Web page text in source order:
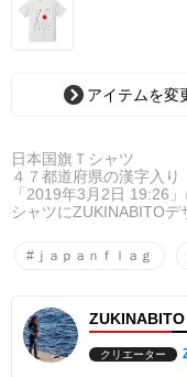
アイテムを変
日本国旗Ｔシャツ
４７都道府県の漢字入り
「2019年3月2日 19:26
シャツにZUKINABITOデ
#ｊａｐａｎｆｌａｇ
クリエーター